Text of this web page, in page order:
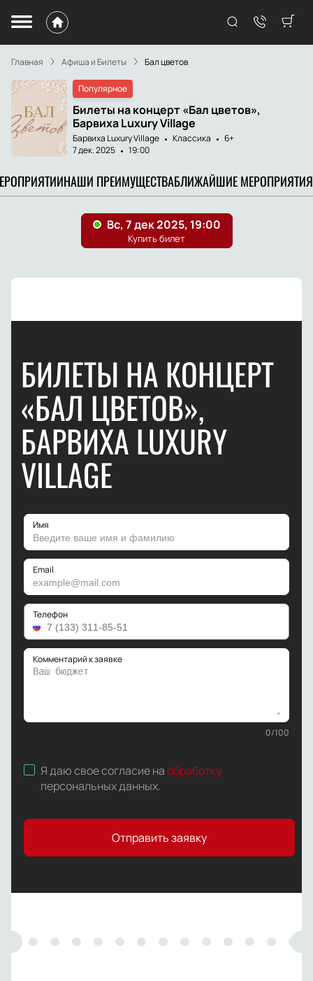
Главная Афиша и Билеты Бал цветов
Популярное
Билеты на концерт «Бал цветов»,
Барвиха Luxury Village
Барвиха Luxury Village Классика
6+
7 дек. 2025
19:00
НАШИ ПРЕИМУЩЕСТВАБЛИЖАЙШИЕ МЕРОПРИЯТИЯ
БИЛЕТЫ НА КОНЦЕРТ
«БАЛ ЦВЕТОВ»,
БАРВИХА LUXURY
VILLAGE
Имя
Email
Телефон
Комментарий к заявке
0/100
Я даю свое согласие наобработку
персональных данных.
Отправить заявку